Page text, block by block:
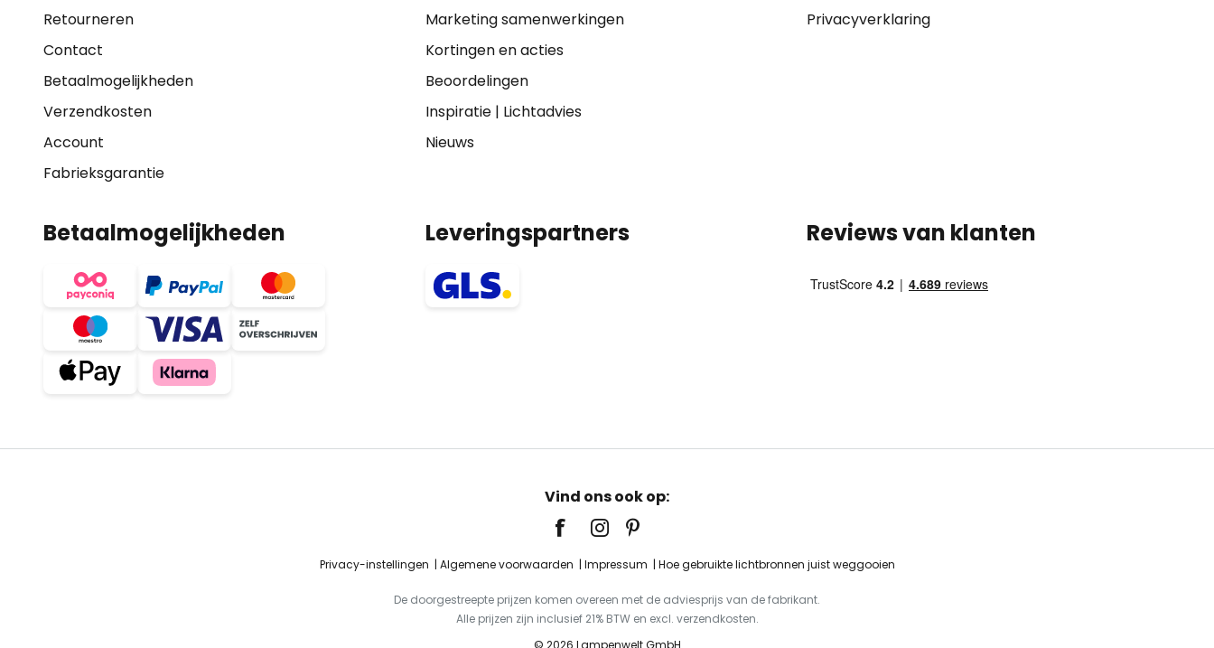
Retourneren
Contact
Betaalmogelijkheden
Verzendkosten
Account
Fabrieksgarantie
Marketing samenwerkingen
Kortingen en acties
Beoordelingen
Inspiratie| Lichtadvies
Nieuws
Privacyverklaring
Betaalmogelijkheden Leveringspartners Reviews van klanten
Vind ons ook op:
Privacy-instellingen Algemene voorwaarden Impressum Hoe gebruikte lichtbronnen juist weggooien
De doorgestreepte prijzen komen overeen met de adviesprijs van de fabrikant.
Alle prijzen zijn inclusief 21% BTW en excl. verzendkosten.
© 2026 Lampenwelt GmbH